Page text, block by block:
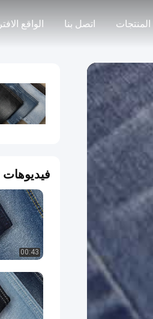
المنتجات اتصل بنا
00:43